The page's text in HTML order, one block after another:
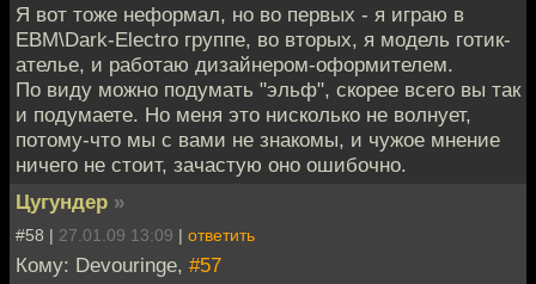
Я вот тоже неформал, но во первых - я играю в
EBM\Dark-Electro группе, во вторых, я модель готик-
ателье, и работаю дизайнером-оформителем.
По виду можно подумать "эльф", скорее всего вы так
и подумаете. Но меня это нисколько не волнует,
потому-что мы с вами не знакомы, и чужое мнение
ничего не стоит, зачастую оно ошибочно.
Цугундер »
#58 | 27.01.09 13:09 | ответить
Кому: Devouringe, #57